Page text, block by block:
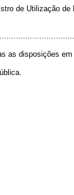
de Utilização
as disposições em